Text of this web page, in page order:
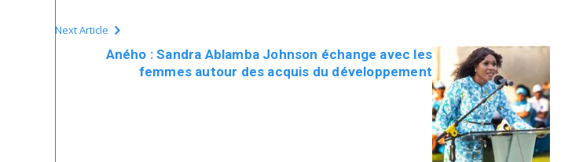
Next Article
Aného : Sandra Ablamba Johnson échange avec les
femmes autour des acquis du développement